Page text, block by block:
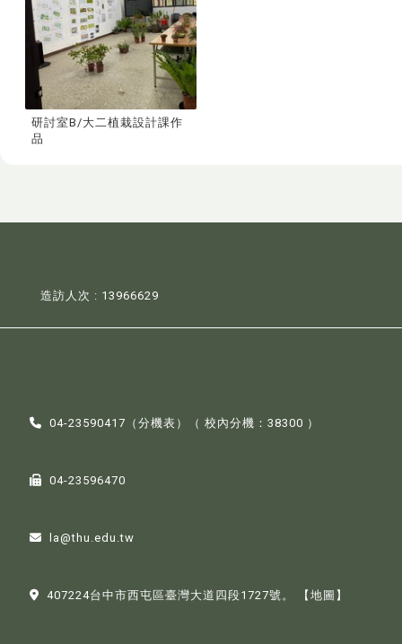
研討室B/大二植栽設計課作
品
造訪人次 : 13966629
04-23590417（分機表 ）（ 校內分機：38300 ）
04-23596470
la@thu.edu.tw
407224台中市西屯區臺灣大道四段1727號。 【地圖】